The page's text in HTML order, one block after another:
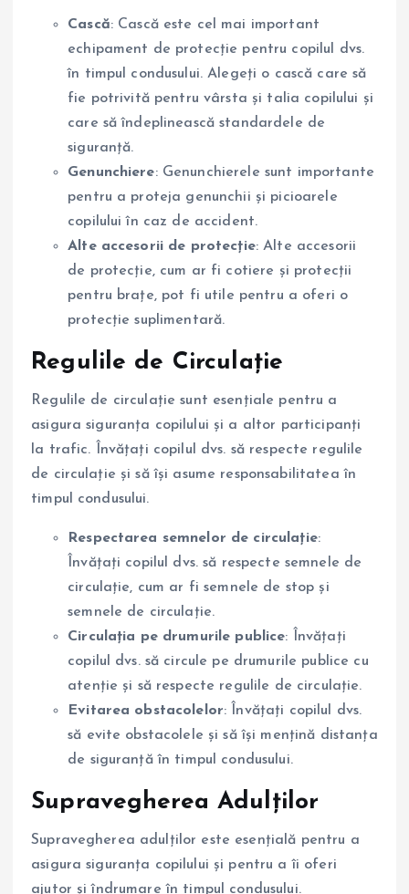
Cască: Cască este cel mai important
echipament de protecție pentru copilul dvs.
în timpul condusului. Alegeți o cască care să
fie potrivită pentru vârsta și talia copilului și
care să îndeplinească standardele de
siguranță.
Genunchiere: Genunchierele sunt importante
pentru a proteja genunchii și picioarele
copilului în caz de accident.
Alte accesorii de protecție: Alte accesorii
de protecție, cum ar fi cotiere și protecții
pentru brațe, pot fi utile pentru a oferi o
protecție suplimentară.
Regulile de Circulație
Regulile de circulație sunt esențiale pentru a
asigura siguranța copilului și a altor participanți
la trafic. Învățați copilul dvs. să respecte regulile
de circulație și să își asume responsabilitatea în
timpul condusului.
Respectarea semnelor de circulație:
Învățați copilul dvs. să respecte semnele de
circulație, cum ar fi semnele de stop și
semnele de circulație.
Circulația pe drumurile publice: Învățați
copilul dvs. să circule pe drumurile publice cu
atenție și să respecte regulile de circulație.
Evitarea obstacolelor: Învățați copilul dvs.
să evite obstacolele și să își mențină distanța
de siguranță în timpul condusului.
Supravegherea Adulților
Supravegherea adulților este esențială pentru a
asigura siguranța copilului și pentru a îi oferi
ajutor și îndrumare în timpul condusului.